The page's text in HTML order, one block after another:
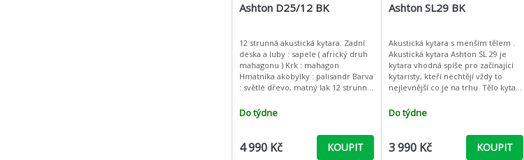
Ashton D25/12 BK
12 strunná akustická kytara. Zadní
deska a luby : sapele ( africký druh
mahagonu ) Krk : mahagon
Hmatníka akobylky : palisandr Barva
: světlé dřevo, matný lak 12 strunná
začínající neb
Do týdne
4 990 Kč KOUPIT
Ashton SL29 BK
Akustická kytara s menším tělem .
Akustická kytara Ashton SL 29 je
kytara vhodná spíše pro začínající
kytaristy, kteří nechtějí vždy to
nejlevnější co je na trhu. Tělo kytary
úzký krk u
Do týdne
3 990 Kč KOUPIT